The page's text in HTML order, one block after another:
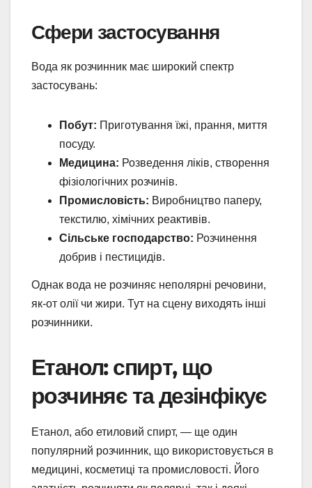
Сфери застосування
Вода як розчинник має широкий спектр
застосувань:
Побут: Приготування їжі, прання, миття
посуду.
Медицина: Розведення ліків, створення
фізіологічних розчинів.
Промисловість: Виробництво паперу,
текстилю, хімічних реактивів.
Сільське господарство: Розчинення
добрив і пестицидів.
Однак вода не розчиняє неполярні речовини,
як-от олії чи жири. Тут на сцену виходять інші
розчинники.
Етанол: спирт, що
розчиняє та дезінфікує
Етанол, або етиловий спирт, — ще один
популярний розчинник, що використовується в
медицині, косметиці та промисловості. Його